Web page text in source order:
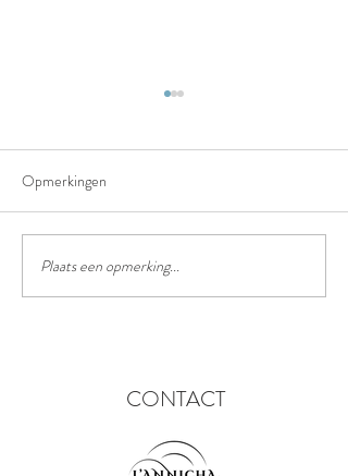
Het chinees lantaarn festival
Opmerkingen
Plaats een opmerking...
CONTACT